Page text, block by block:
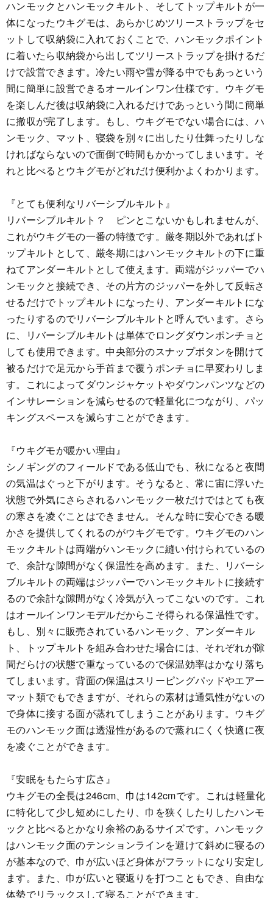
ハンモックとハンモックキルト、そしてトップキルトが一
体になったウキグモは、あらかじめツリーストラップをセ
ットして収納袋に入れておくことで、ハンモックポイント
に着いたら収納袋から出してツリーストラップを掛けるだ
けで設営できます。冷たい雨や雪が降る中でもあっという
間に簡単に設営できるオールインワン仕様です。ウキグモ
を楽しんだ後は収納袋に入れるだけであっという間に簡単
に撤収が完了します。もし、ウキグモでない場合には、ハ
ンモック、マット、寝袋を別々に出したり仕舞ったりしな
ければならないので面倒で時間もかかってしまいます。そ
れと比べるとウキグモがどれだけ便利かよくわかります。
『とても便利なリバーシブルキルト』
リバーシブルキルト？ ピンとこないかもしれませんが、
これがウキグモの一番の特徴です。厳冬期以外であればト
ップキルトとして、厳冬期にはハンモックキルトの下に重
ねてアンダーキルトとして使えます。両端がジッパーでハ
ンモックと接続でき、その片方のジッパーを外して反転さ
せるだけでトップキルトになったり、アンダーキルトにな
ったりするのでリバーシブルキルトと呼んでいます。さら
に、リバーシブルキルトは単体でロングダウンポンチョと
しても使用できます。中央部分のスナップボタンを開けて
被るだけで足元から手首まで覆うポンチョに早変わりしま
す。これによってダウンジャケットやダウンパンツなどの
インサレーションを減らせるので軽量化につながり、パッ
キングスペースを減らすことができます。
『ウキグモが暖かい理由』
シノギングのフィールドである低山でも、秋になると夜間
の気温はぐっと下がります。そうなると、常に宙に浮いた
状態で外気にさらされるハンモック一枚だけではとても夜
の寒さを凌ぐことはできません。そんな時に安心できる暖
かさを提供してくれるのがウキグモです。ウキグモのハン
モックキルトは両端がハンモックに縫い付けられているの
で、余計な隙間がなく保温性を高めます。また、リバーシ
ブルキルトの両端はジッパーでハンモックキルトに接続す
るので余計な隙間がなく冷気が入ってこないのです。これ
はオールインワンモデルだからこそ得られる保温性です。
もし、別々に販売されているハンモック、アンダーキル
ト、トップキルトを組み合わせた場合には、それぞれが隙
間だらけの状態で重なっているので保温効率はかなり落ち
てしまいます。背面の保温はスリーピングパッドやエアー
マット類でもできますが、それらの素材は通気性がないの
で身体に接する面が蒸れてしまうことがあります。ウキグ
モのハンモック面は透湿性があるので蒸れにくく快適に夜
を凌ぐことができます。
『安眠をもたらす広さ』
ウキグモの全長は246cm、巾は142cmです。これは軽量化
に特化して少し短めにしたり、巾を狭くしたりしたハンモ
ックと比べるとかなり余裕のあるサイズです。ハンモック
はハンモック面のテンションラインを避けて斜めに寝るの
が基本なので、巾が広いほど身体がフラットになり安定し
ます。また、巾が広いと寝返りを打つこともでき、自由な
体勢でリラックスして寝ることができます。